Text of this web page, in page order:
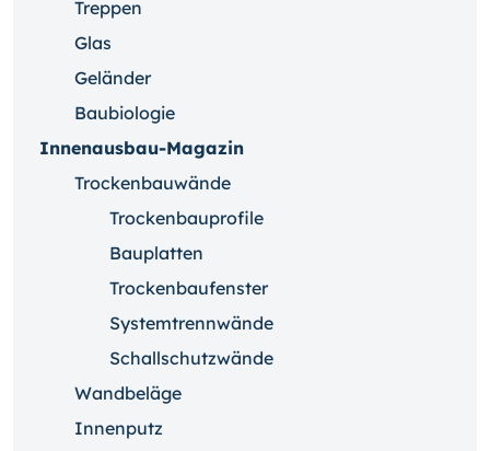
Treppen
Glas
Geländer
Baubiologie
Innenausbau-Magazin
Trockenbauwände
Trockenbauprofile
Bauplatten
Trockenbaufenster
Systemtrennwände
Schallschutzwände
Wandbeläge
Innenputz